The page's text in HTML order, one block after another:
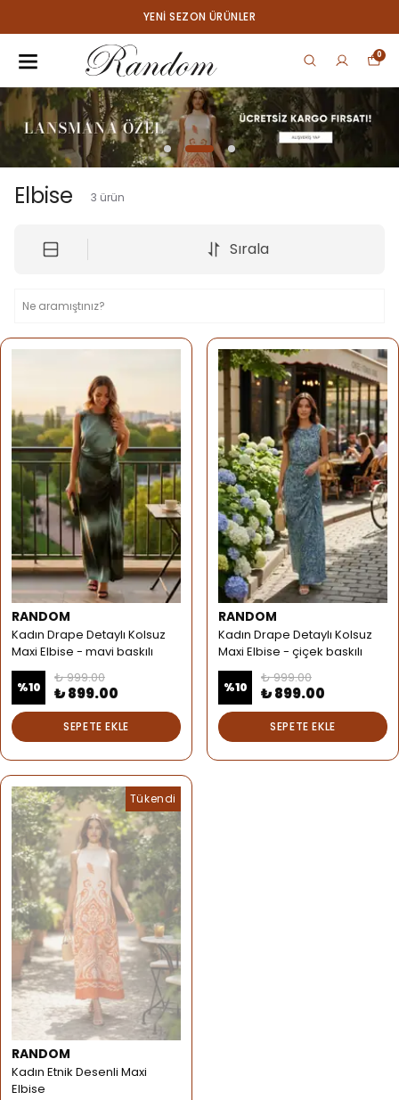
YENI SEZON ÜRÜNLER
0
Elbise 3 ürün
Sırala
RANDOM
Kadın Drape Detaylı Kolsuz
Maxi Elbise - mavi baskılı
%10
₺ 999.00
₺ 899.00
SEPETE EKLE
RANDOM
Kadın Drape Detaylı Kolsuz
Maxi Elbise - çiçek baskılı
%10
₺ 999.00
₺ 899.00
SEPETE EKLE
Tükendi
RANDOM
Kadın Etnik Desenli Maxi
Elbise